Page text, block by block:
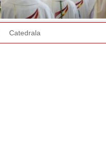
Catedrala